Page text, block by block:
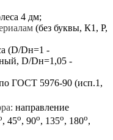
4 дм;
(без буквы, К1, Р,
(D/Dн=1 -
D/Dн=1,05 -
ГОСТ 5976-90 (исп.1,
направление
, 45о, 90о, 135о, 180о,